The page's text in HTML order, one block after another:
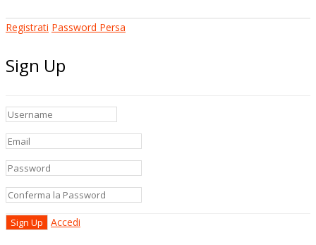
Registrati Password Persa
Sign Up
Accedi